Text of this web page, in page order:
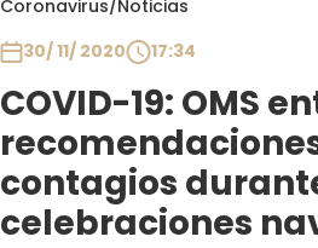
Coronavirus/Noticias
30/ 11/ 2020
17:34
COVID-19: OMS
contagios
celebraciones
Club De La Comedia
Contigo en Directo
Plan Perfecto
El Tiempo
Sabingo
Todos Los Programas